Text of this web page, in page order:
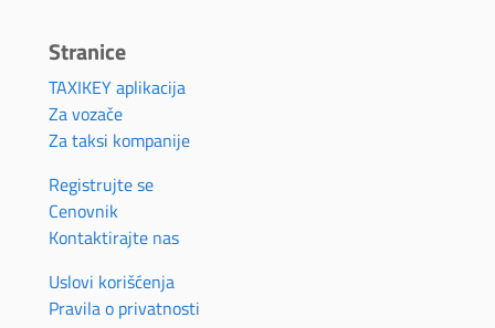
Stranice
TAXIKEY aplikacija
Za vozače
Za taksi kompanije
Registrujte se
Cenovnik
Kontaktirajte nas
Uslovi korišćenja
Pravila o privatnosti